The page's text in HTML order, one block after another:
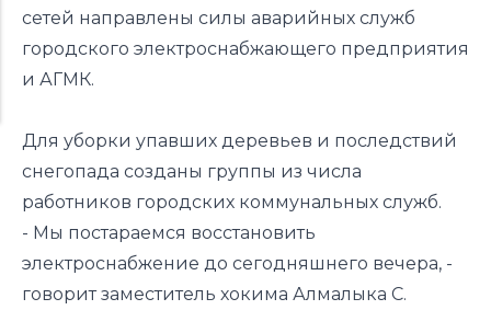
сетей направлены силы аварийных служб
городского электроснабжающего предприятия
и АГМК.
Для уборки упавших деревьев и последствий
снегопада созданы группы из числа
работников городских коммунальных служб.
- Мы постараемся восстановить
электроснабжение до сегодняшнего вечера, -
говорит заместитель хокима Алмалыка С.